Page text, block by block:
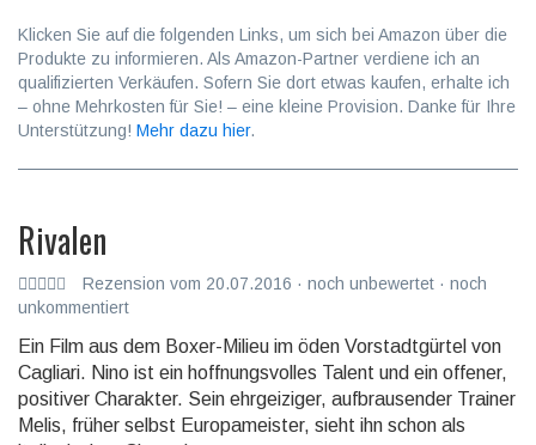
Klicken Sie auf die folgenden Links, um sich bei Amazon über die
Produkte zu informieren. Als Amazon-Partner verdiene ich an
qualifizierten Verkäufen. Sofern Sie dort etwas kaufen, erhalte ich
– ohne Mehrkosten für Sie! – eine kleine Provision. Danke für Ihre
Unterstützung! Mehr dazu hier.
Rivalen
Rezension vom 20.07.2016 · noch unbewertet · noch
unkommentiert
Ein Film aus dem Boxer-Milieu im öden Vorstadtgürtel von
Cagliari. Nino ist ein hoffnungs­volles Talent und ein offener,
positiver Charakter. Sein ehrgeiziger, aufbrau­sender Trainer
Melis, früher selbst Europa­meister, sieht ihn schon als